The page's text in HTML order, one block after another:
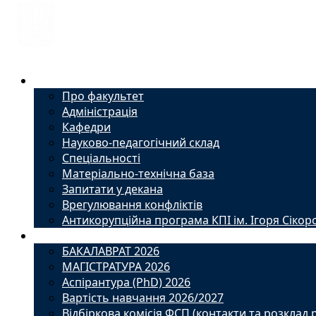
Про факультет
Адміністрація
Кафедри
Науково-педагогічний склад
Спеціальності
Матеріально-технічна база
Запитати у декана
Врегулювання конфліктів
Антикорупційна програма КПІ ім. Ігоря
БАКАЛАВРАТ 2026
МАГІСТРАТУРА 2026
Аспірантура (PhD) 2026
Вартість навчання 2026/2027